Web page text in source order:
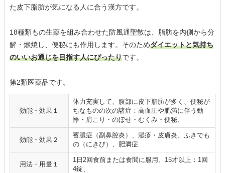
た皮下脂肪が気になる人に合う漢方です。
18種類もの生薬を組み合わせた防風通聖散は、脂肪を内側から分
解・燃焼し、便秘にも作用します。そのためダイエットと気持ち
のいいお通じを目指す人にぴったりです。
第2類医薬品です。
効能・効果１
体力充実して、腹部に皮下脂肪が多く、便秘が
ちなものの次の諸症：高血圧や肥満に伴う動
悸・肩こり・のぼせ・むくみ・便秘、
効能・効果２
蓄膿症（副鼻腔炎）、湿疹・皮膚炎、ふきでも
の（にきび）、肥満症
用法・用量１
1日2回食前または食間に服用、15才以上：1回
4錠、